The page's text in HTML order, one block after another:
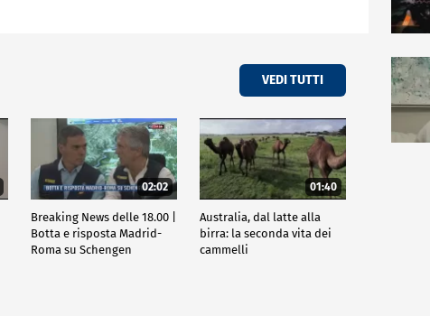
VEDI TUTTI
02:02
Breaking News delle 18.00 |
Botta e risposta Madrid-
Roma su Schengen
01:40
Australia, dal latte alla
birra: la seconda vita dei
cammelli